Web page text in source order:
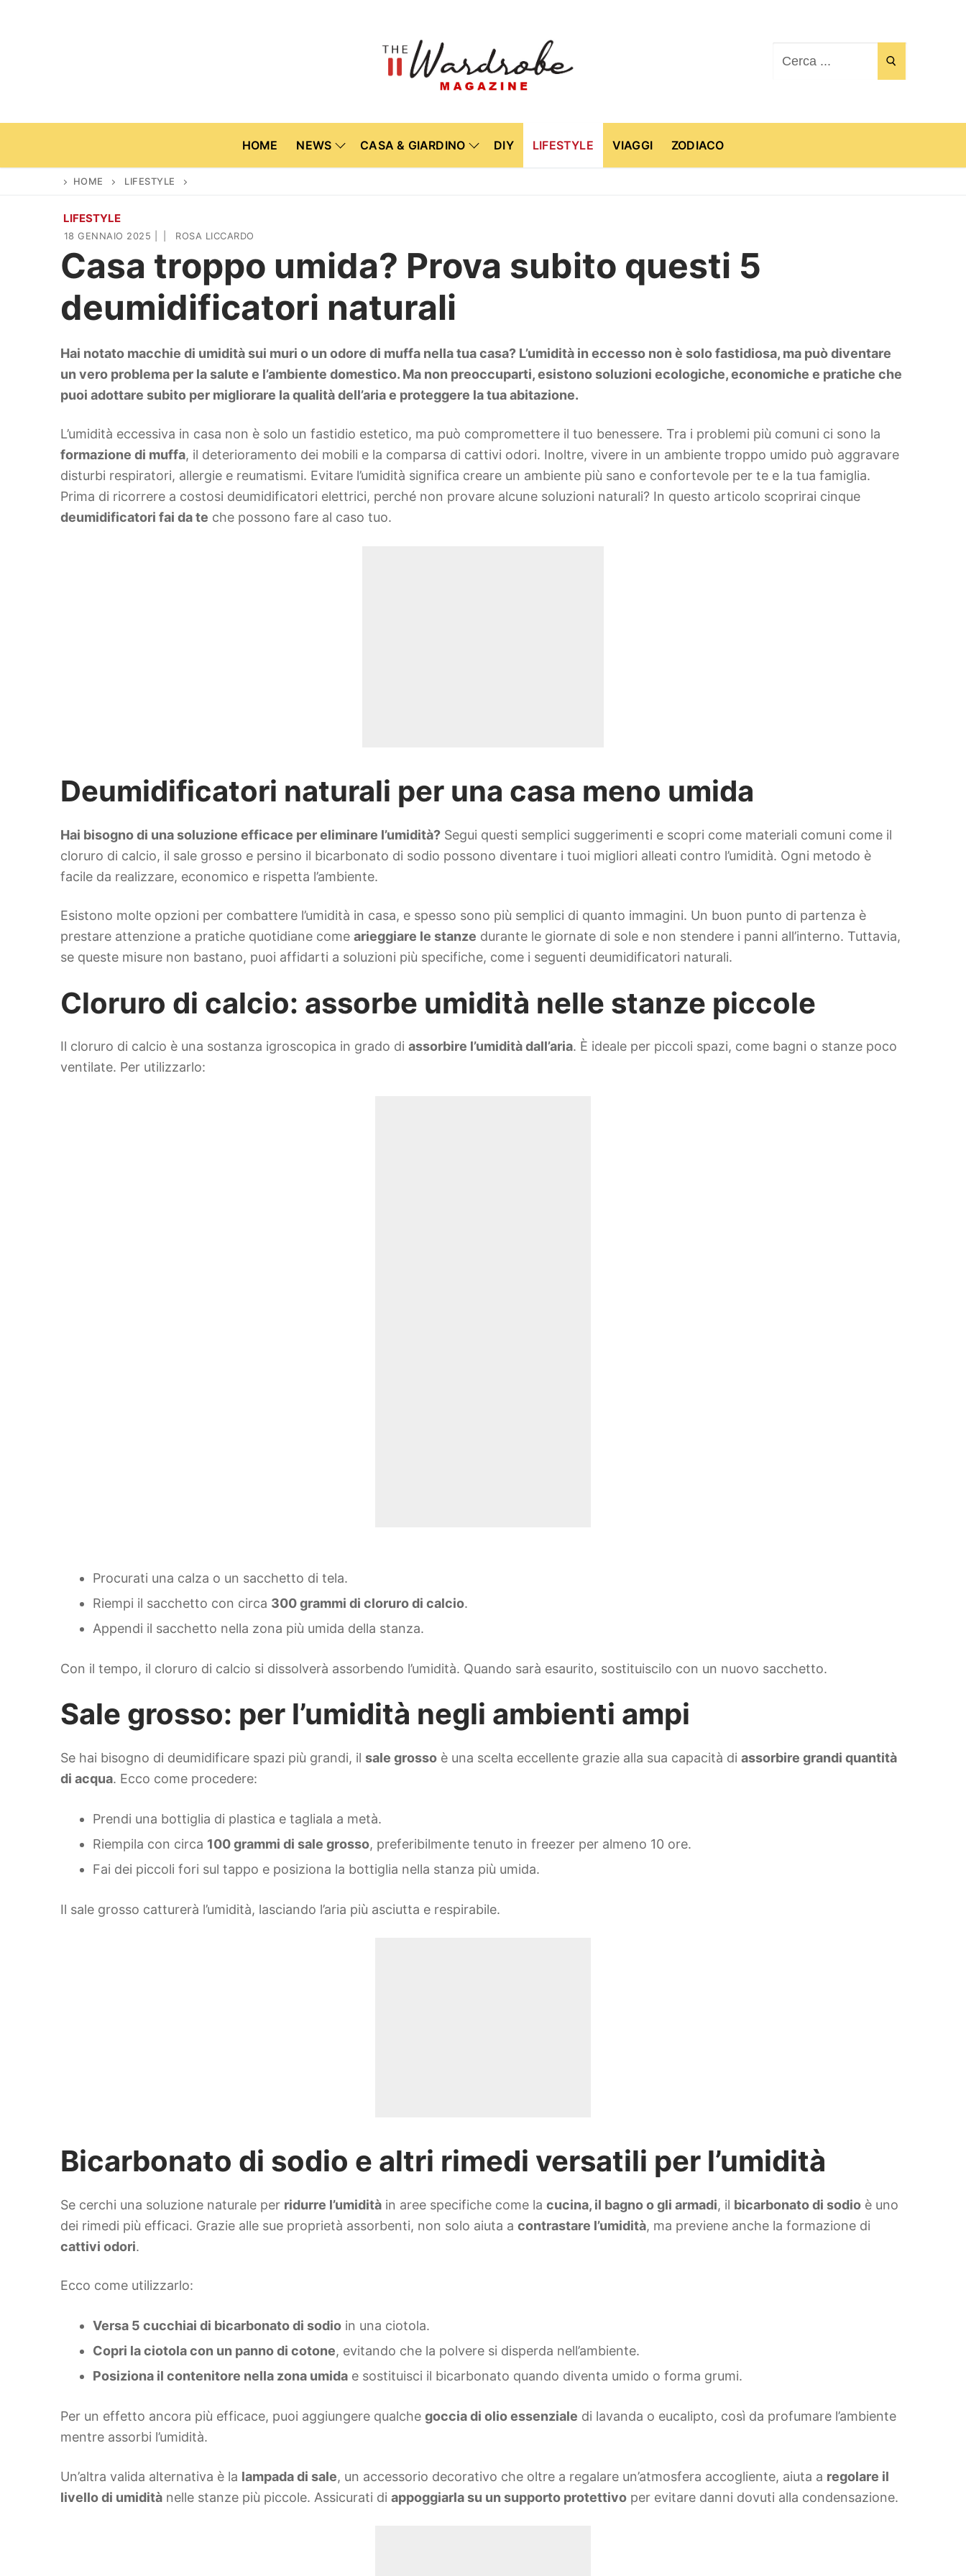
HOME NEWS CASA & GIARDINO DIY LIFESTYLE VIAGGI ZODIACO
Home
News
Cinema e TV
Casa & Giardino
Lifestyle
Viaggi
HOME LIFESTYLE
LIFESTYLE
18 GENNAIO 2025 ROSA LICCARDO
Casa troppo umida? Prova subito questi 5
deumidificatori naturali
Hai notato macchie di umidità sui muri o un odore di muffa nella tua casa? L’umidità in eccesso non è solo fastidiosa, ma può diventare
un vero problema per la salute e l’ambiente domestico. Ma non preoccuparti, esistono soluzioni ecologiche, economiche e pratiche che
puoi adottare subito per migliorare la qualità dell’aria e proteggere la tua abitazione.
L’umidità eccessiva in casa non è solo un fastidio estetico, ma può compromettere il tuo benessere. Tra i problemi più comuni ci sono la
formazione di muffa, il deterioramento dei mobili e la comparsa di cattivi odori. Inoltre, vivere in un ambiente troppo umido può aggravare
disturbi respiratori, allergie e reumatismi. Evitare l’umidità significa creare un ambiente più sano e confortevole per te e la tua famiglia.
Prima di ricorrere a costosi deumidificatori elettrici, perché non provare alcune soluzioni naturali? In questo articolo scoprirai cinque
deumidificatori fai da te che possono fare al caso tuo.
Deumidificatori naturali per una casa meno umida
Hai bisogno di una soluzione efficace per eliminare l’umidità? Segui questi semplici suggerimenti e scopri come materiali comuni come il
cloruro di calcio, il sale grosso e persino il bicarbonato di sodio possono diventare i tuoi migliori alleati contro l’umidità. Ogni metodo è
facile da realizzare, economico e rispetta l’ambiente.
Esistono molte opzioni per combattere l’umidità in casa, e spesso sono più semplici di quanto immagini. Un buon punto di partenza è
prestare attenzione a pratiche quotidiane come arieggiare le stanze durante le giornate di sole e non stendere i panni all’interno. Tuttavia,
se queste misure non bastano, puoi affidarti a soluzioni più specifiche, come i seguenti deumidificatori naturali.
Cloruro di calcio: assorbe umidità nelle stanze piccole
Il cloruro di calcio è una sostanza igroscopica in grado di assorbire l’umidità dall’aria. È ideale per piccoli spazi, come bagni o stanze poco
ventilate. Per utilizzarlo:
Procurati una calza o un sacchetto di tela.
Riempi il sacchetto con circa 300 grammi di cloruro di calcio.
Appendi il sacchetto nella zona più umida della stanza.
Con il tempo, il cloruro di calcio si dissolverà assorbendo l’umidità. Quando sarà esaurito, sostituiscilo con un nuovo sacchetto.
Sale grosso: per l’umidità negli ambienti ampi
Se hai bisogno di deumidificare spazi più grandi, il sale grosso è una scelta eccellente grazie alla sua capacità di assorbire grandi quantità
di acqua. Ecco come procedere:
Prendi una bottiglia di plastica e tagliala a metà.
Riempila con circa 100 grammi di sale grosso, preferibilmente tenuto in freezer per almeno 10 ore.
Fai dei piccoli fori sul tappo e posiziona la bottiglia nella stanza più umida.
Il sale grosso catturerà l’umidità, lasciando l’aria più asciutta e respirabile.
Bicarbonato di sodio e altri rimedi versatili per l’umidità
Se cerchi una soluzione naturale per ridurre l’umidità in aree specifiche come la cucina, il bagno o gli armadi, il bicarbonato di sodio è uno
dei rimedi più efficaci. Grazie alle sue proprietà assorbenti, non solo aiuta a contrastare l’umidità, ma previene anche la formazione di
cattivi odori.
Ecco come utilizzarlo:
Versa 5 cucchiai di bicarbonato di sodio in una ciotola.
Copri la ciotola con un panno di cotone, evitando che la polvere si disperda nell’ambiente.
Posiziona il contenitore nella zona umida e sostituisci il bicarbonato quando diventa umido o forma grumi.
Per un effetto ancora più efficace, puoi aggiungere qualche goccia di olio essenziale di lavanda o eucalipto, così da profumare l’ambiente
mentre assorbi l’umidità.
Un’altra valida alternativa è la lampada di sale, un accessorio decorativo che oltre a regalare un’atmosfera accogliente, aiuta a regolare il
livello di umidità nelle stanze più piccole. Assicurati di appoggiarla su un supporto protettivo per evitare danni dovuti alla condensazione.